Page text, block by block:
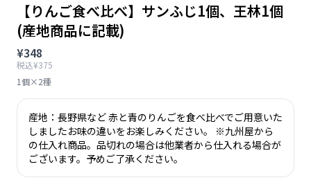
【りんご食べ比べ】サンふじ1個、王林1個
(産地商品に記載)
¥348
税込¥375
1個×2種
産地：長野県など 赤と青のりんごを食べ比べでご用意いた
しましたお味の違いをお楽しみください。 ※九州屋から
の仕入れ商品。品切れの場合は他業者から仕入れる場合が
ございます。予めご了承ください。